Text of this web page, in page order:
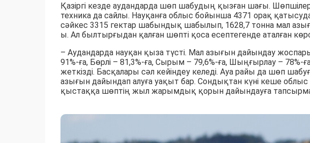
Қазіргі кезде аудандарда шөп шабудың қызған шағы.
техника да сайлы. Науқанға облыс бойынша 4371 орақ
сәйкес 3315 гектар шабындық шабылып, 1628,7 тонна мал
ы. Ал былтырғыдан қалған шөпті қоса есептегенде аталған
– Аудандарда науқан қыза түсті. Мал азығын дайындау
91%-ға, Бөрлі – 81,3%-ға, Сырым – 79,6%-ға, Шыңғырлау – 78%-
жеткізді. Басқалары сәл кейіндеу келеді. Ауа райы да шөп
азығын дайындап алуға уақыт бар. Сондықтан күні кеше облыс
қыстаққа шөптің жыл жарымдық қорын дайындауға тапсырма